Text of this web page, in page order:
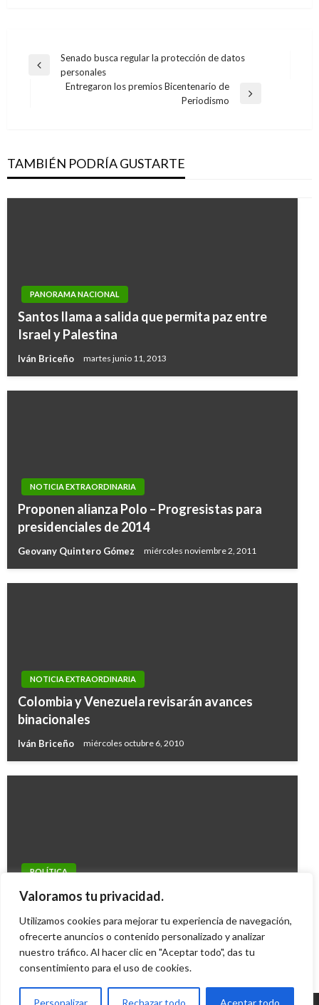
Valoramos tu privacidad.
Utilizamos cookies para mejorar tu experiencia de navegación,
ofrecerte anuncios o contenido personalizado y analizar
nuestro tráfico. Al hacer clic en "Aceptar todo", das tu
consentimiento para el uso de cookies.
Personalizar Rechazar todo Aceptar todo
Navegación
Entrada
Senado busca regular la protección de datos
personales
Entregaron los premios Bicentenario de
Periodismo
TAMBIÉN PODRÍA GUSTARTE
PANORAMA NACIONAL
Santos llama a salida que permita paz entre
Israel y Palestina
Iván Briceño martes junio 11, 2013
NOTICIA EXTRAORDINARIA
Proponen alianza Polo – Progresistas para
presidenciales de 2014
Geovany Quintero Gómez miércoles noviembre 2, 2011
NOTICIA EXTRAORDINARIA
Colombia y Venezuela revisarán avances
binacionales
Iván Briceño miércoles octubre 6, 2010
POLÍTICA
Holguín y el Secretario de Estado Adjunto de
Iván Briceño lunes octubre 22, 2012